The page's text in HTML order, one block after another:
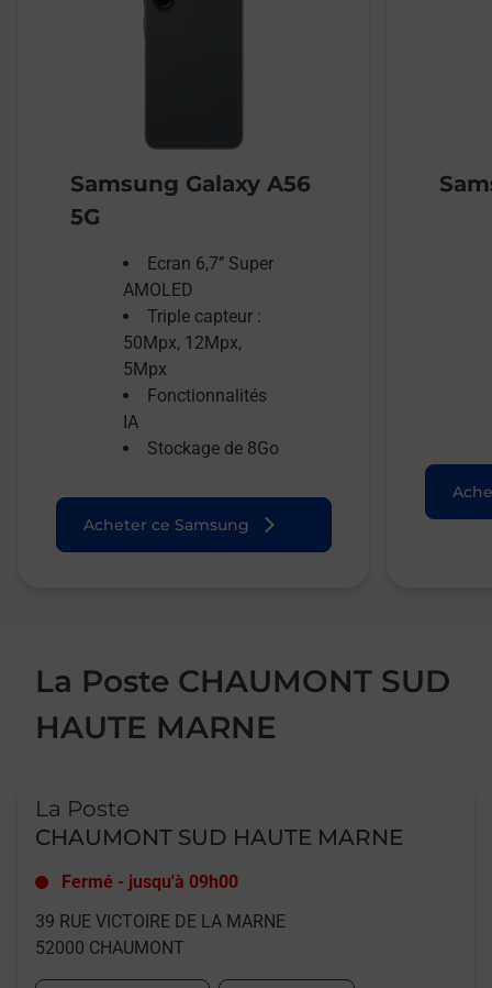
Samsung Galaxy A56
5G
Ecran 6,7’’ Super
AMOLED
Triple capteur :
50Mpx, 12Mpx,
5Mpx
Fonctionnalités
IA
Stockage de 8Go
Acheter ce Samsung
La Poste CHAUMONT SUD
HAUTE MARNE
La Poste
CHAUMONT SUD HAUTE MARNE
Fermé - jusqu'à 09h00
39 RUE VICTOIRE DE LA MARNE
52000 CHAUMONT